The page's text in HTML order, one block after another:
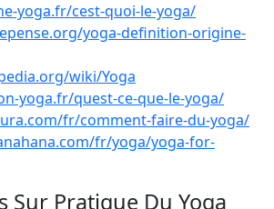
yoga.fr/cest-quoi-le-yoga/
yoga-definition-origine-
wiki/Yoga
yoga.fr/quest-ce-que-le-yoga/
fr/comment-faire-du-yoga/
fr/yoga/yoga-for-
Pratique Du Yoga